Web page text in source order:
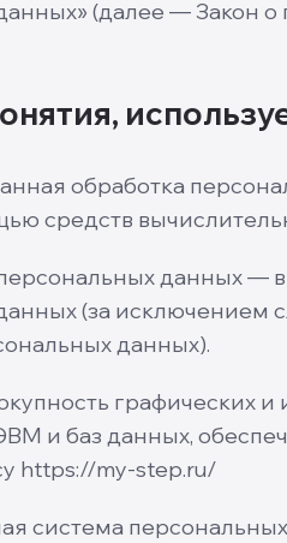
(далее — Закон
обработка
средств
данных —
(за исключением
данных).
графических
и баз данных,
https://my-step.ru/
система